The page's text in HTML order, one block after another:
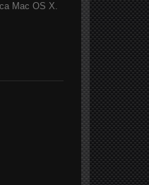
Mac OS X.